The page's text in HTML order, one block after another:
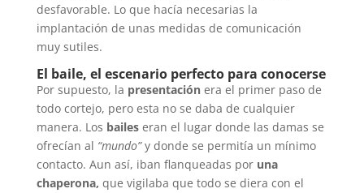
desfavorable. Lo que hacía necesarias la
implantación de unas medidas de comunicación
muy sutiles.
El baile, el escenario perfecto para conocerse
Por supuesto, la presentaciónera el primer paso de
todo cortejo, pero esta no se daba de cualquier
manera. Los baileseran el lugar donde las damas se
ofrecían al “mundo”y donde se permitía un mínimo
contacto. Aun así, iban flanqueadas por una
chaperona, que vigilaba que todo se diera con el